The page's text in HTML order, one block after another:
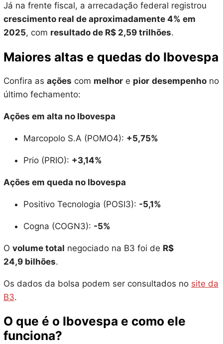
Já na frente fiscal, a arrecadação federal registrou
crescimento real de aproximadamente 4% em
2025, com resultado de R$ 2,59 trilhões.
Maiores altas e quedas do Ibovespa
Confira as ações com melhore pior desempenhono
último fechamento:
Ações em alta no Ibovespa
Marcopolo S.A (POMO4): +5,75%
Prio (PRIO): +3,14%
Ações em queda no Ibovespa
Positivo Tecnologia (POSI3): -5,1%
Cogna (COGN3): -5%
O volume total negociado na B3 foi de R$
24,9 bilhões.
Os dados da bolsa podem ser consultados no site da
B3.
O que é o Ibovespa e como ele
funciona?